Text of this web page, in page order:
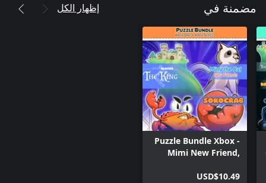
مضمنة في إظهار الكل
Puzzle Bundle Xbox -
Mimi New Friend,
StoryBlocks
USD$10.49